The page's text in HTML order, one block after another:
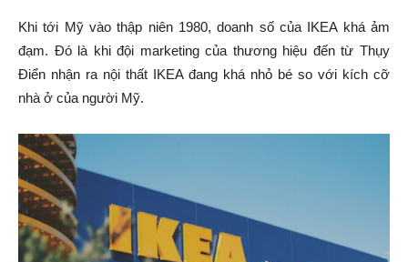
Khi tới Mỹ vào thập niên 1980, doanh số của IKEA khá ảm
đạm. Đó là khi đội marketing của thương hiệu đến từ Thụy
Điển nhận ra nội thất IKEA đang khá nhỏ bé so với kích cỡ
nhà ở của người Mỹ.